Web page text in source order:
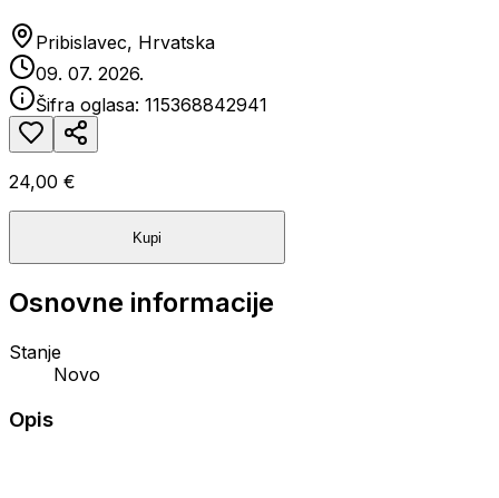
Pribislavec, Hrvatska
09. 07. 2026.
Šifra oglasa: 115368842941
24,00 €
Kupi
Osnovne informacije
Stanje
Novo
Opis